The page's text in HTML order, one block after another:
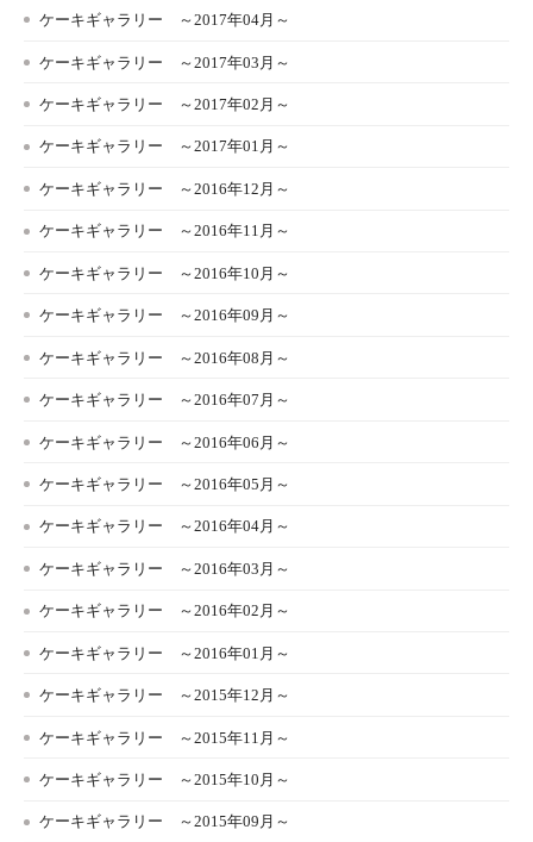
ケーキギャラリー ～2017年04月～
ケーキギャラリー ～2017年03月～
ケーキギャラリー ～2017年02月～
ケーキギャラリー ～2017年01月～
ケーキギャラリー ～2016年12月～
ケーキギャラリー ～2016年11月～
ケーキギャラリー ～2016年10月～
ケーキギャラリー ～2016年09月～
ケーキギャラリー ～2016年08月～
ケーキギャラリー ～2016年07月～
ケーキギャラリー ～2016年06月～
ケーキギャラリー ～2016年05月～
ケーキギャラリー ～2016年04月～
ケーキギャラリー ～2016年03月～
ケーキギャラリー ～2016年02月～
ケーキギャラリー ～2016年01月～
ケーキギャラリー ～2015年12月～
ケーキギャラリー ～2015年11月～
ケーキギャラリー ～2015年10月～
ケーキギャラリー ～2015年09月～